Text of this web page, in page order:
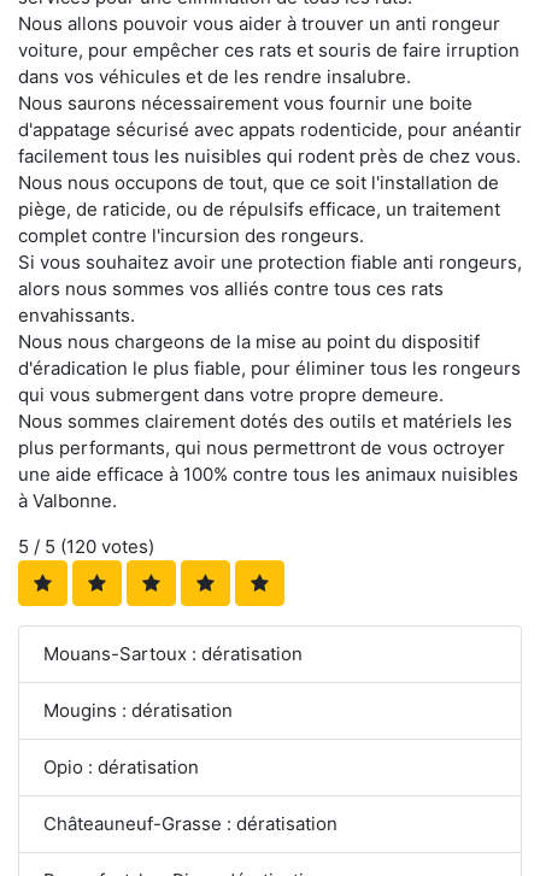
Nous allons pouvoir vous aider à trouver un anti rongeur
voiture, pour empêcher ces rats et souris de faire irruption
dans vos véhicules et de les rendre insalubre.
Nous saurons nécessairement vous fournir une boite
d'appatage sécurisé avec appats rodenticide, pour anéantir
facilement tous les nuisibles qui rodent près de chez vous.
Nous nous occupons de tout, que ce soit l'installation de
piège, de raticide, ou de répulsifs efficace, un traitement
complet contre l'incursion des rongeurs.
Si vous souhaitez avoir une protection fiable anti rongeurs,
alors nous sommes vos alliés contre tous ces rats
envahissants.
Nous nous chargeons de la mise au point du dispositif
d'éradication le plus fiable, pour éliminer tous les rongeurs
qui vous submergent dans votre propre demeure.
Nous sommes clairement dotés des outils et matériels les
plus performants, qui nous permettront de vous octroyer
une aide efficace à 100% contre tous les animaux nuisibles
à Valbonne.
5 / 5 (120 votes)
Mouans-Sartoux : dératisation
Mougins : dératisation
Opio : dératisation
Châteauneuf-Grasse : dératisation